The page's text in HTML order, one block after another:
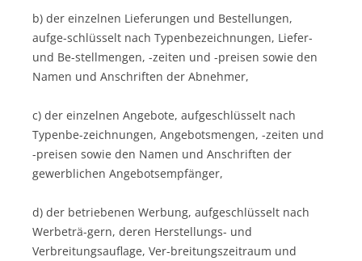
b) der einzelnen Lieferungen und Bestellungen,
aufge-schlüsselt nach Typenbezeichnungen, Liefer-
und Be-stellmengen, -zeiten und -preisen sowie den
Namen und Anschriften der Abnehmer,
c) der einzelnen Angebote, aufgeschlüsselt nach
Typenbe-zeichnungen, Angebotsmengen, -zeiten und
-preisen sowie den Namen und Anschriften der
gewerblichen Angebotsempfänger,
d) der betriebenen Werbung, aufgeschlüsselt nach
Werbeträ-gern, deren Herstellungs- und
Verbreitungsauflage, Ver-breitungszeitraum und